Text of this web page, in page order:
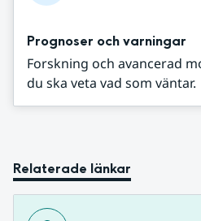
Prognoser och varningar
Forskning och avancerad
du ska veta vad som väntar.
Relaterade länkar